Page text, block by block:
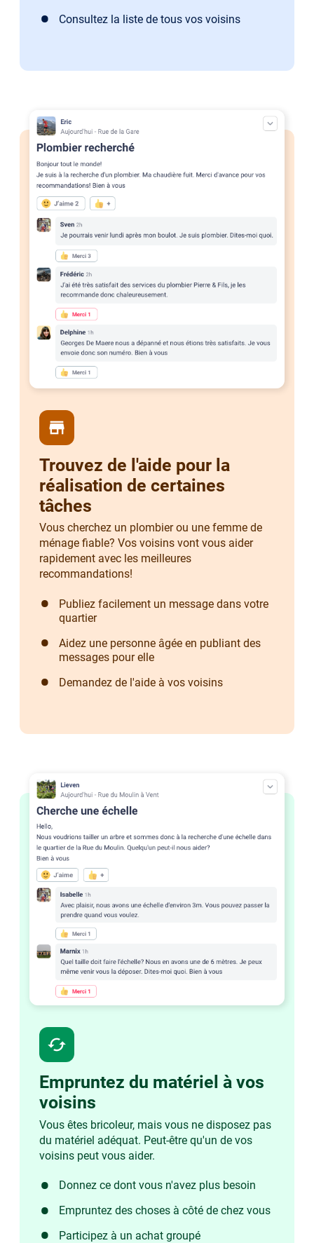
Consultez la liste de tous vos voisins
store
Trouvez de l'aide pour la
réalisation de certaines
tâches
Vous cherchez un plombier ou une femme de
ménage fiable? Vos voisins vont vous aider
rapidement avec les meilleures
recommandations!
Publiez facilement un message dans votre
quartier
Aidez une personne âgée en publiant des
messages pour elle
Demandez de l'aide à vos voisins
cached
Empruntez du matériel à vos
voisins
Vous êtes bricoleur, mais vous ne disposez pas
du matériel adéquat. Peut-être qu'un de vos
voisins peut vous aider.
Donnez ce dont vous n'avez plus besoin
Empruntez des choses à côté de chez vous
Participez à un achat groupé